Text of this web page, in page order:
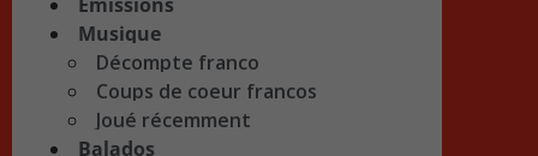
Musique
Décompte franco
Coups de coeur francos
Joué récemment
Balados